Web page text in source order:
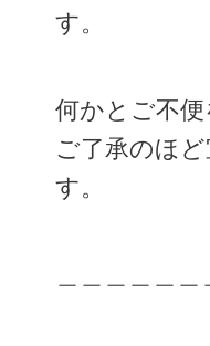
す。
何かとご不便
ご了承のほ
す。